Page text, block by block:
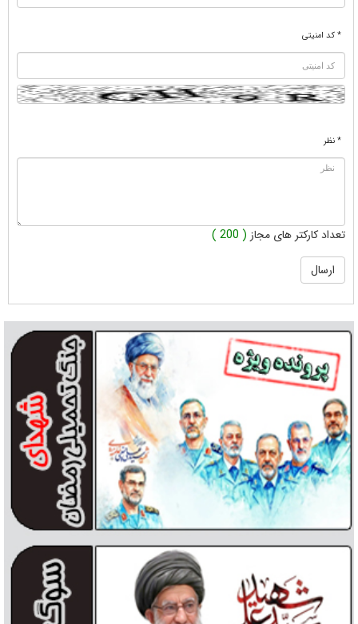
* کد امنیتی
* نظر
تعداد کارکتر های مجاز ( 200 )